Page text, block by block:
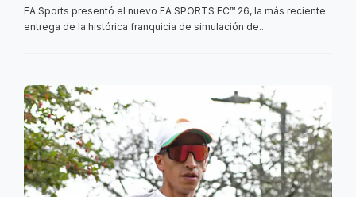
EA Sports presentó el nuevo EA SPORTS FC™ 26, la más reciente
entrega de la histórica franquicia de simulación de...